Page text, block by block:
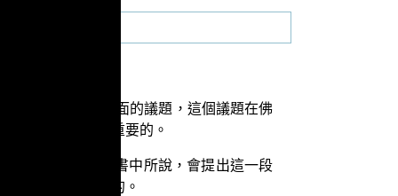
存之過失」這方面的議題，這個議題在佛
者來說都是非常重要的。
的開示。如同本書中所說，會提出這一段
認為這個是不對的。